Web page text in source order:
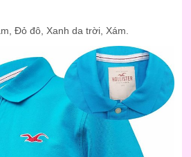
Đỏ đô, Xanh da trời, Xám.